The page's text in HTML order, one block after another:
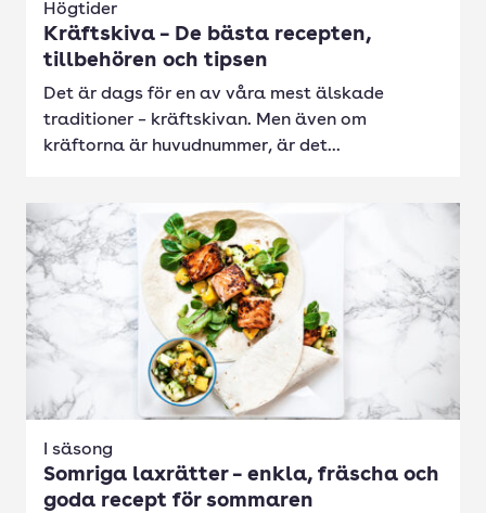
Högtider
Kräftskiva – De bästa recepten,
tillbehören och tipsen
Det är dags för en av våra mest älskade
traditioner – kräftskivan. Men även om
kräftorna är huvudnummer, är det...
I säsong
Somriga laxrätter – enkla, fräscha och
goda recept för sommaren